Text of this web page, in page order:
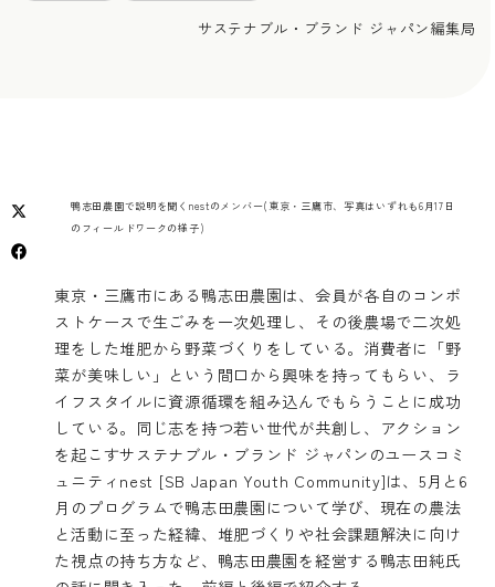
サステナブル・ブランド ジャパン編集局
鴨志田農園で説明を聞くnestのメンバー(東京・三鷹市、写真はいずれも6月17日
のフィールドワークの様子)
東京・三鷹市にある鴨志田農園は、会員が各自のコンポ
ストケースで生ごみを一次処理し、その後農場で二次処
理をした堆肥から野菜づくりをしている。消費者に「野
菜が美味しい」という間口から興味を持ってもらい、ラ
イフスタイルに資源循環を組み込んでもらうことに成功
している。同じ志を持つ若い世代が共創し、アクション
を起こすサステナブル・ブランド ジャパンのユースコミ
ュニティnest [SB Japan Youth Community]は、5月と6
月のプログラムで鴨志田農園について学び、現在の農法
と活動に至った経緯、堆肥づくりや社会課題解決に向け
た視点の持ち方など、鴨志田農園を経営する鴨志田純氏